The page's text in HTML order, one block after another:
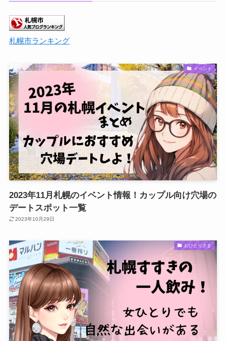
札幌市ランキング
イベント
2023年11月札幌のイベント情報！カップル向け穴場の
デートスポット一覧
2023年10月29日
おひとりさま